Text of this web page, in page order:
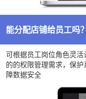
能分配店铺给员工吗？
可根据员工岗位角色灵
的的权限管理需求，保
障数据安全